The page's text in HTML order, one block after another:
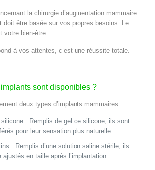
la chirurgie d’augmentation mammaire
doit être basée sur vos propres besoins. Le
votre bien-être.
à vos attentes, c’est une réussite totale.
sont disponibles ?
deux types d’implants mammaires :
silicone : Remplis de gel de silicone, ils sont
pour leur sensation plus naturelle.
: Remplis d’une solution saline stérile, ils
ajustés en taille après l’implantation.